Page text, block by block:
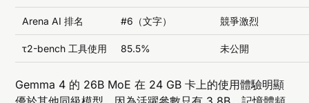
Arena AI 排名 #6（文字） 競爭激烈
τ2-bench 工具使用 85.5% 未公開
Gemma 4 的 26B MoE 在 24 GB 卡上的使用體驗明顯